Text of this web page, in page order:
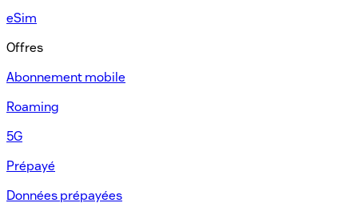
eSim
Offres
Abonnement mobile​
Roaming
5G
Prépayé​
Données prépayées​